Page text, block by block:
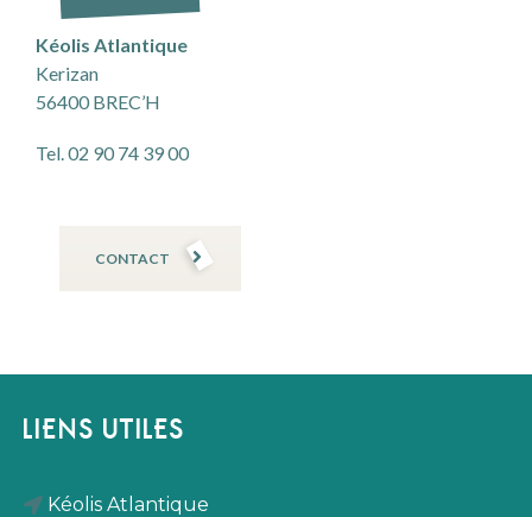
Kéolis Atlantique
Kerizan
56400 BREC’H
Tel. 02 90 74 39 00
CONTACT
LIENS UTILES
Kéolis Atlantique